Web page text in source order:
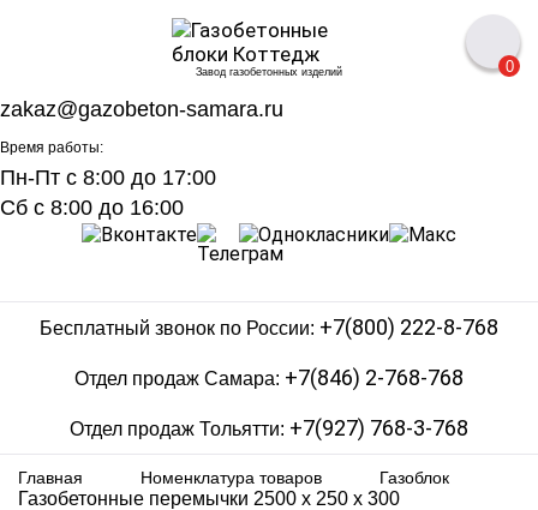
Завод газобетонных изделий
zakaz@gazobeton-samara.ru
Время работы:
Пн-Пт с 8:00 до 17:00
Сб с 8:00 до 16:00
0
Бесплатный звонок по России: +7(800) 222-8-768
Отдел продаж Самара: +7(846) 2-768-768
Отдел продаж Тольятти: +7(927) 768-3-768
Главная Номенклатура товаров Газоблок
Газобетонные перемычки 2500 х 250 х 300